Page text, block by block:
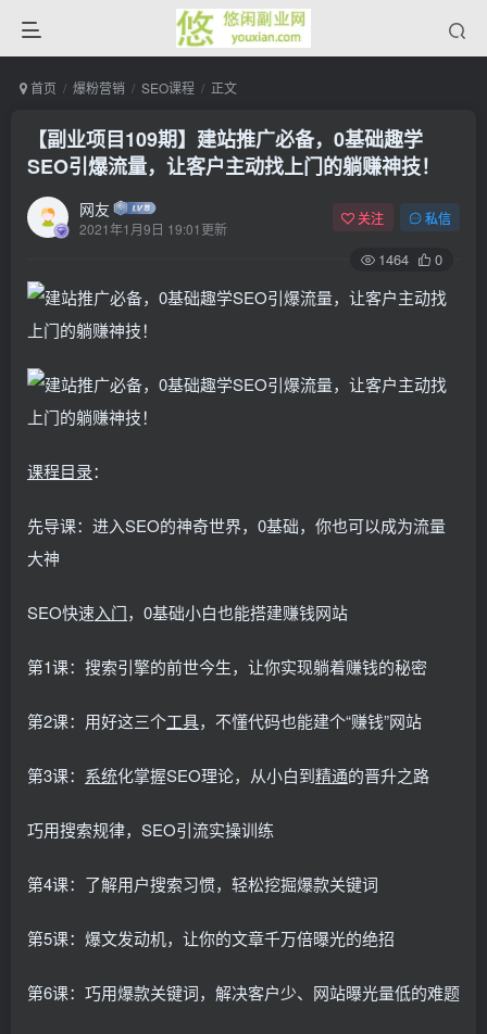
首页 爆粉营销 SEO课程 正文
【副业项目109期】建站推广必备，0基础趣学
SEO引爆流量，让客户主动找上门的躺赚神技！
网友
2021年1月9日 19:01更新
关注 私信
1464 0
课程目录：
先导课：进入SEO的神奇世界，0基础，你也可以成为流量
大神
SEO快速入门，0基础小白也能搭建赚钱网站
第1课：搜索引擎的前世今生，让你实现躺着赚钱的秘密
第2课：用好这三个工具，不懂代码也能建个“赚钱”网站
第3课： 系统化掌握SEO理论，从小白到精通的晋升之路
巧用搜索规律，SEO引流实操训练
第4课：了解用户搜索习惯，轻松挖掘爆款关键词
第5课：爆文发动机，让你的文章千万倍曝光的绝招
第6课：巧用爆款关键词，解决客户少、网站曝光量低的难题